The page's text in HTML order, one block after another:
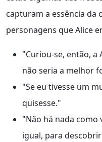
capturam a essência da
personagens que Alice
"Curiou-se, então, a
não seria a melhor
"Se eu tivesse um
quisesse."
"Não há nada como
igual, para